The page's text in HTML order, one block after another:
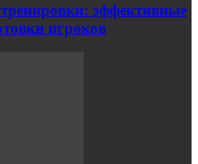
эффективные
игроков